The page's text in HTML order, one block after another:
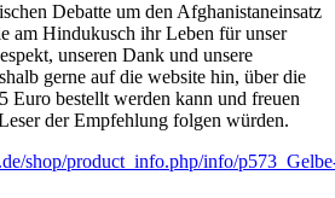
Debatte um den Afghanistaneinsatz
am Hindukusch ihr Leben für unser
unseren Dank und unsere
gerne auf die website hin, über die
Euro bestellt werden kann und freuen
der Empfehlung folgen würden.
shop/product_info.php/info/